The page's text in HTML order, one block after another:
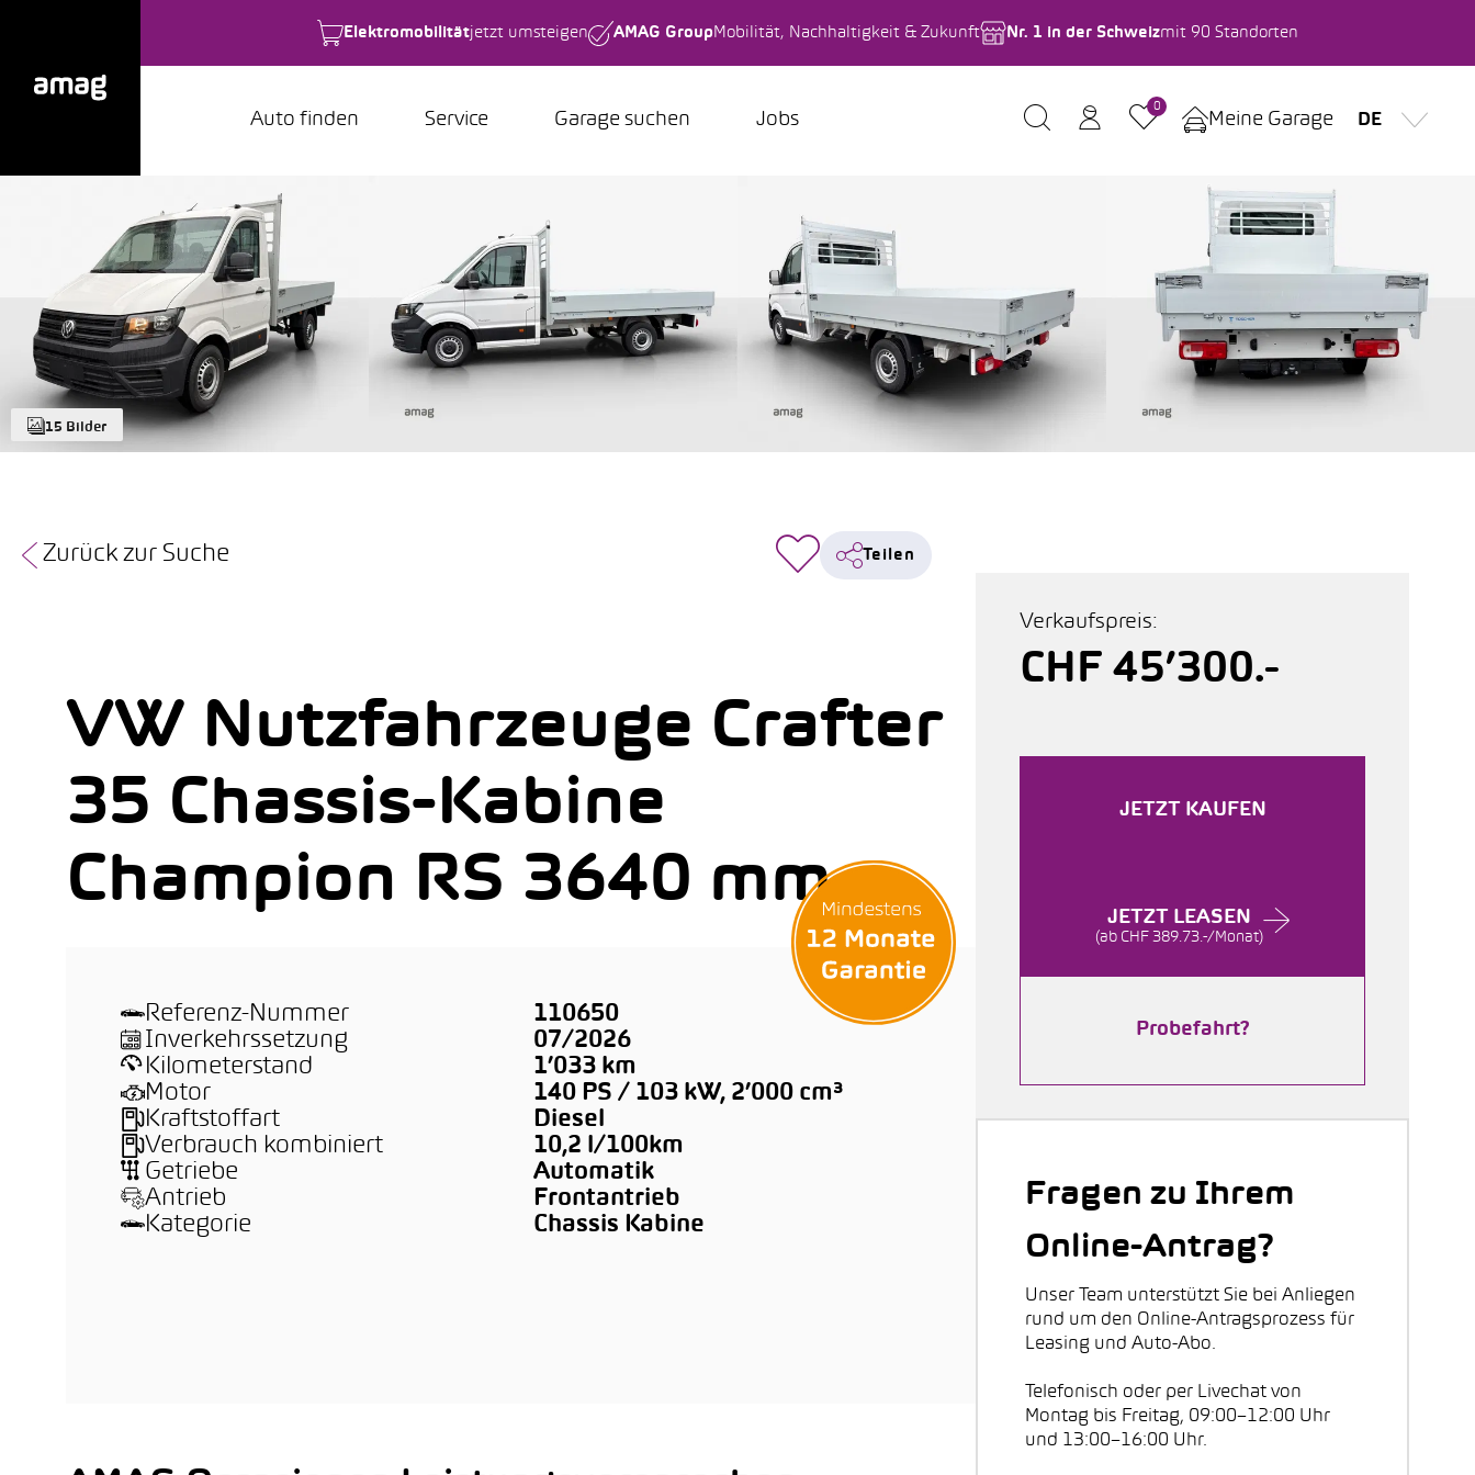
Elektromobilitätjetzt umsteigen AMAG Group Mobilität, Nachhaltigkeit & Zukunft Nr. 1 in der Schweizmit 90 Standorten
Auto finden Service Garage suchen Jobs
0
Meine Garage DE
15 Bilder
Zurück zur Suche Teilen
VW Nutzfahrzeuge Crafter
35 Chassis-Kabine
Champion RS 3640 mm
Referenz-Nummer
110650
Inverkehrssetzung
07/2026
Kilometerstand
1’033 km
Motor
140 PS / 103 kW, 2’000 cm³
Kraftstoffart
Diesel
Verbrauch kombiniert
10,2 l/100km
Getriebe
Automatik
Antrieb
Frontantrieb
Kategorie
Chassis Kabine
Verkaufspreis:
CHF 45’300.-
JETZT KAUFEN
JETZT LEASEN
(ab CHF 389.73.-/Monat)
Probefahrt?
Fragen zu Ihrem
Online-Antrag?
Unser Team unterstützt Sie bei Anliegen
rund um den Online-Antragsprozess für
Leasing und Auto-Abo.
Telefonisch oder per Livechat von
Montag bis Freitag, 09:00–12:00 Uhr
und 13:00–16:00 Uhr.